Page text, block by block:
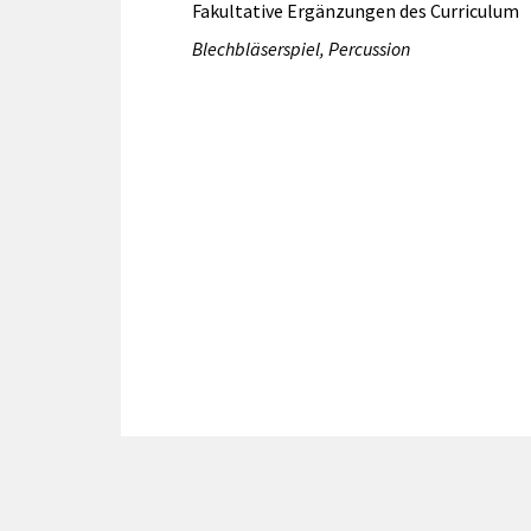
Fakultative Ergänzungen des Curriculum
Blechbläserspiel, Percussion